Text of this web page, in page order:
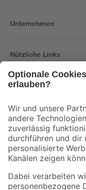
Unternehmen
Nützliche Links
Der toom Newsletter: Keine
Zur Newsletter
Folge uns